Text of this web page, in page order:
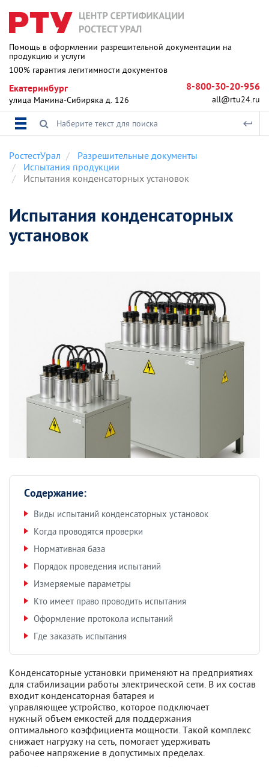
Помощь в оформлении разрешительной документации на
продукцию и услуги
100% гарантия легитимности документов
Екатеринбург
улица Мамина-Сибиряка д. 126
8-800-30-20-956
all@rtu24.ru
РостестУрал
Разрешительные документы
Испытания продукции
Испытания конденсаторных установок
Испытания конденсаторных
установок
Содержание:
Виды испытаний конденсаторных установок
Когда проводятся проверки
Нормативная база
Порядок проведения испытаний
Измеряемые параметры
Кто имеет право проводить испытания
Оформление протокола испытаний
Где заказать испытания
Конденсаторные установки применяют на предприятиях
для стабилизации работы электрической сети. В их состав
входит конденсаторная батарея и
управляющее устройство, которое подключает
нужный объем емкостей для поддержания
оптимального коэффициента мощности. Такой комплекс
снижает нагрузку на сеть, помогает удерживать
рабочее напряжение в допустимых пределах.